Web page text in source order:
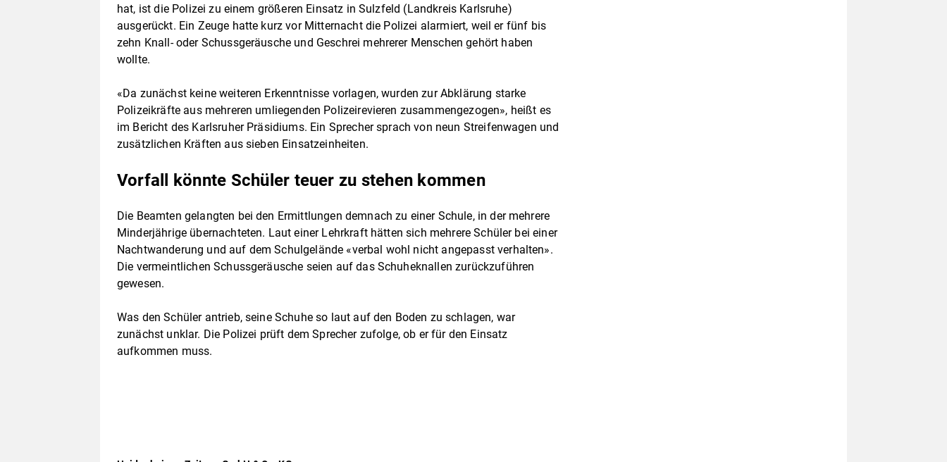
hat, ist die Polizei zu einem größeren Einsatz in Sulzfeld (Landkreis Karlsruhe)
ausgerückt. Ein Zeuge hatte kurz vor Mitternacht die Polizei alarmiert, weil er fünf bis
zehn Knall- oder Schussgeräusche und Geschrei mehrerer Menschen gehört haben
wollte.
«Da zunächst keine weiteren Erkenntnisse vorlagen, wurden zur Abklärung starke
Polizeikräfte aus mehreren umliegenden Polizeirevieren zusammengezogen», heißt es
im Bericht des Karlsruher Präsidiums. Ein Sprecher sprach von neun Streifenwagen und
zusätzlichen Kräften aus sieben Einsatzeinheiten.
Vorfall könnte Schüler teuer zu stehen kommen
Die Beamten gelangten bei den Ermittlungen demnach zu einer Schule, in der mehrere
Minderjährige übernachteten. Laut einer Lehrkraft hätten sich mehrere Schüler bei einer
Nachtwanderung und auf dem Schulgelände «verbal wohl nicht angepasst verhalten».
Die vermeintlichen Schussgeräusche seien auf das Schuheknallen zurückzuführen
gewesen.
Was den Schüler antrieb, seine Schuhe so laut auf den Boden zu schlagen, war
zunächst unklar. Die Polizei prüft dem Sprecher zufolge, ob er für den Einsatz
aufkommen muss.